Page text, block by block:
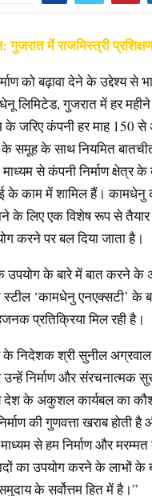
में राजमिस्त्री
को बढ़ावा देने के उद्देश्य से
लिमिटेड, गुजरात में हर
जरिए कंपनी हर माह 150 से
के समूह के साथ नियमित
से कंपनी निर्माण क्षेत्र
के काम में शामिल हैं।
के लिए एक विशेष रूप से
करने पर बल दिया जाता है।
उपयोग के बारे में बात करने के
‘कामधेनु एनएक्सटी’ के
प्रतिक्रिया मिल रही है।
निदेशक श्री सुनील
निर्माण और संरचनात्मक
देश के अकुशल कार्यबल का
की गुणवत्ता खराब होती
से हम निर्माण और
का उपयोग करने के लाभों
के सर्वोत्तम हित में है।”